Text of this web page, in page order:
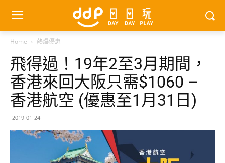
Home 熱爆優惠
飛得過！19年2至3月期間，
香港來回大阪只需$1060 –
香港航空 (優惠至1月31日)
2019-01-24